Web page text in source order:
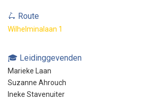
🛴 Route
Wilhelminalaan 1
🎓 Leidinggevenden
Marieke Laan
Suzanne Ahrouch
Ineke Stavenuiter